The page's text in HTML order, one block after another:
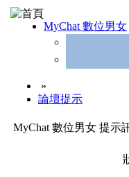
MyChat 數位男女
»
論壇提示
MyChat 數位男女 提示